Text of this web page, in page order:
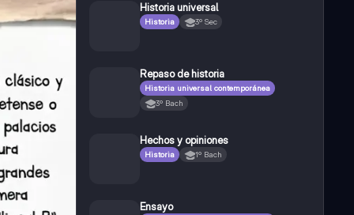
Historia universal
Historia 3º Sec
Repaso de historia
Historia universal contemporánea
3º Bach
Hechos y opiniones
Historia 1º Bach
Ensayo